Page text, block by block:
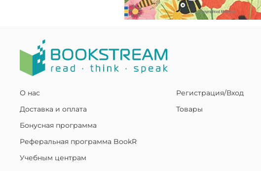
О нас
Доставка и оплата
Бонусная программа
Реферальная программа BookR
Учебным центрам
Регистрация/Вход
Товары